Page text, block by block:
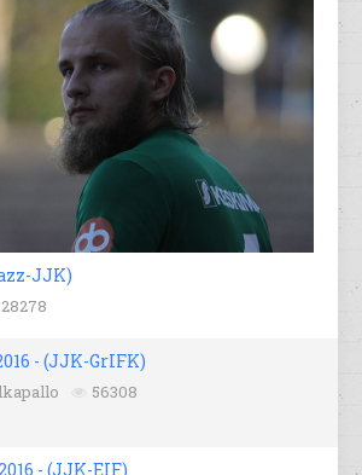
JJK)
28278
- (JJK-GrIFK)
56308
- (JJK-EIF)